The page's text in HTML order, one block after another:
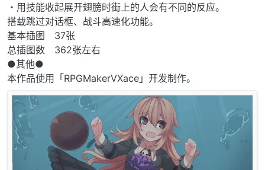
・用技能收起展开翅膀时街上的人会有不同的反应。
搭载跳过对话框、战斗高速化功能。
基本插图 37张
总插图数 362张左右
●其他●
本作品使用「RPGMakerVXace」开发制作。